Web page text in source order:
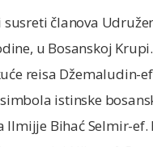
članova
u Bosanskoj
reisa Džemaludin-
istinske
Ilmijje Bihać Selmir-